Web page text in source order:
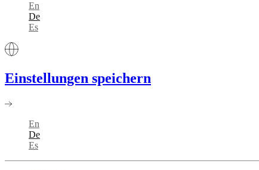
En
De
Es
Einstellungen speichern
En
De
Es